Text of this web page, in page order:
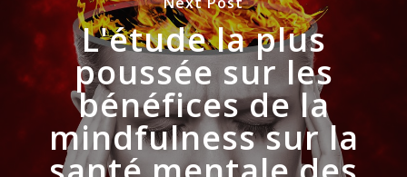
L'étude la plus
poussée sur les
bénéfices de la
mindfulness sur la